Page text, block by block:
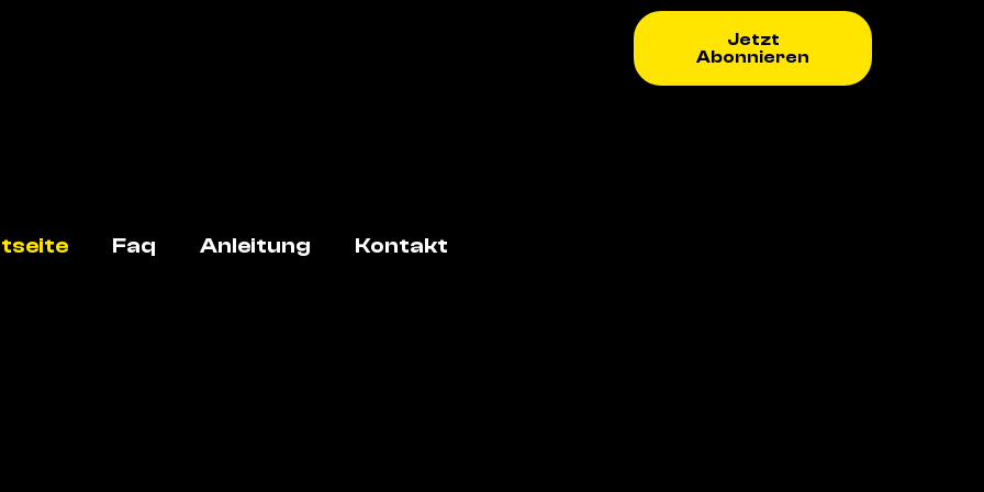
Faq Anleitung Kontakt
Jetzt
Abonnieren